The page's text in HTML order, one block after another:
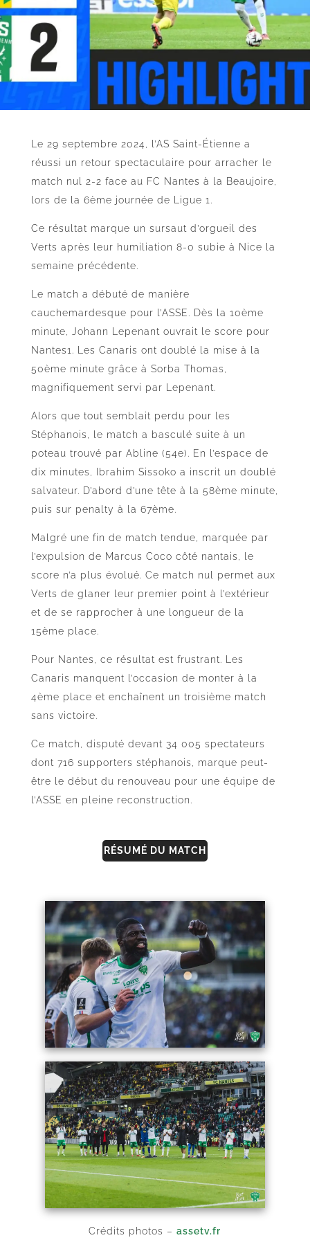
Le 29 septembre 2024, l’AS Saint-Étienne a
réussi un retour spectaculaire pour arracher le
match nul 2-2 face au FC Nantes à la Beaujoire,
lors de la 6ème journée de Ligue 1.
Ce résultat marque un sursaut d’orgueil des
Verts après leur humiliation 8-0 subie à Nice la
semaine précédente.
Le match a débuté de manière
cauchemardesque pour l’ASSE. Dès la 10ème
minute, Johann Lepenant ouvrait le score pour
Nantes1. Les Canaris ont doublé la mise à la
50ème minute grâce à Sorba Thomas,
magnifiquement servi par Lepenant.
Alors que tout semblait perdu pour les
Stéphanois, le match a basculé suite à un
poteau trouvé par Abline (54e). En l’espace de
dix minutes, Ibrahim Sissoko a inscrit un doublé
salvateur. D’abord d’une tête à la 58ème minute,
puis sur penalty à la 67ème.
Malgré une fin de match tendue, marquée par
l’expulsion de Marcus Coco côté nantais, le
score n’a plus évolué. Ce match nul permet aux
Verts de glaner leur premier point à l’extérieur
et de se rapprocher à une longueur de la
15ème place.
Pour Nantes, ce résultat est frustrant. Les
Canaris manquent l’occasion de monter à la
4ème place et enchaînent un troisième match
sans victoire.
Ce match, disputé devant 34 005 spectateurs
dont 716 supporters stéphanois, marque peut-
être le début du renouveau pour une équipe de
l’ASSE en pleine reconstruction.
RÉSUMÉ DU MATCH
Crédits photos –assetv.fr